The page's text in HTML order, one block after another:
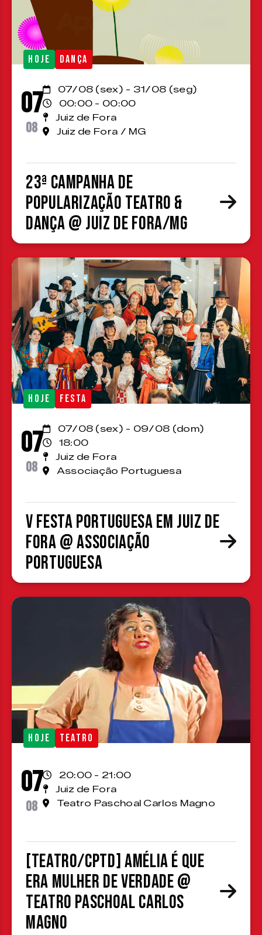
HOJE DANÇA
07
08
07/08 (sex) - 31/08 (seg)
00:00 - 00:00
Juiz de Fora
Juiz de Fora / MG
23ª Campanha de
Popularização Teatro &
Dança @ Juiz de Fora/MG
HOJE FESTA
07
08
07/08 (sex) - 09/08 (dom)
18:00
Juiz de Fora
Associação Portuguesa
V Festa Portuguesa em Juiz de
Fora @ Associação
Portuguesa
HOJE TEATRO
07
08
20:00 - 21:00
Juiz de Fora
Teatro Paschoal Carlos Magno
[TEATRO/CPTD] Amélia é que
era mulher de verdade @
Teatro Paschoal Carlos
Magno